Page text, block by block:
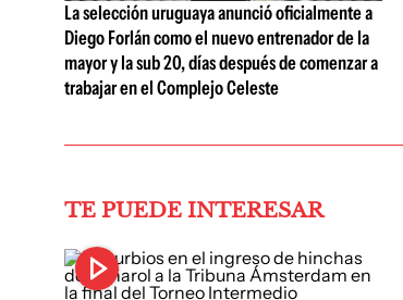
La selección uruguaya anunció oficialmente a
Diego Forlán como el nuevo entrenador de la
mayor y la sub 20, días después de comenzar a
trabajar en el Complejo Celeste
TE PUEDE INTERESAR